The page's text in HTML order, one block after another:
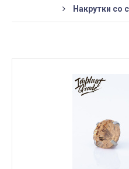
Накрутки со